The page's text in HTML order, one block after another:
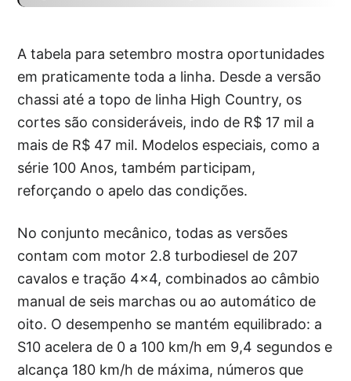
A tabela para setembro mostra oportunidades
em praticamente toda a linha. Desde a versão
chassi até a topo de linha High Country, os
cortes são consideráveis, indo de R$ 17 mil a
mais de R$ 47 mil. Modelos especiais, como a
série 100 Anos, também participam,
reforçando o apelo das condições.
No conjunto mecânico, todas as versões
contam com motor 2.8 turbodiesel de 207
cavalos e tração 4×4, combinados ao câmbio
manual de seis marchas ou ao automático de
oito. O desempenho se mantém equilibrado: a
S10 acelera de 0 a 100 km/h em 9,4 segundos e
alcança 180 km/h de máxima, números que